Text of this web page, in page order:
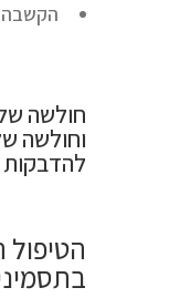
הקשבה
חולשה
וחולשה
הטיפול